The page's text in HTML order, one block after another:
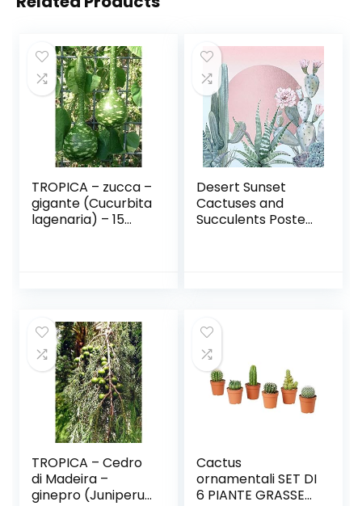
TROPICA – zucca –
gigante (Cucurbita
lagenaria) – 15
Desert Sunset
Cactuses and
Succulents Poster
TROPICA – Cedro
di Madeira –
ginepro (Juniperus
Cactus
ornamentali SET DI
6 PIANTE GRASSE